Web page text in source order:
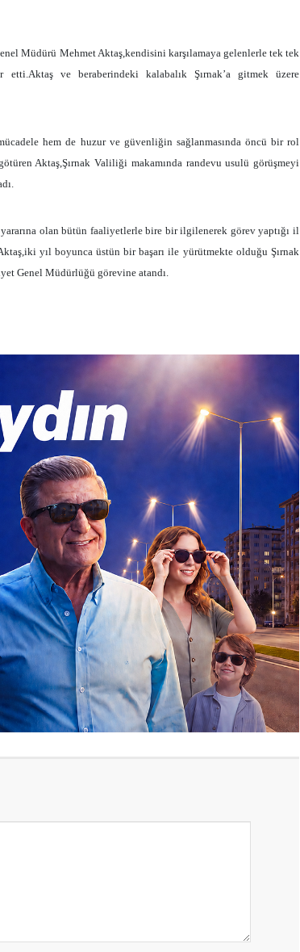
Müdürü Mehmet Aktaş,kendisini karşılamaya gelenlerle tek tek
ve beraberindeki kalabalık Şırnak’a gitmek üzere
hem de huzur ve güvenliğin sağlanmasında öncü bir rol
Aktaş,Şırnak Valiliği makamında randevu usulü görüşmeyi
olan bütün faaliyetlerle bire bir ilgilenerek görev yaptığı il
yıl boyunca üstün bir başarı ile yürütmekte olduğu Şırnak
Genel Müdürlüğü görevine atandı.